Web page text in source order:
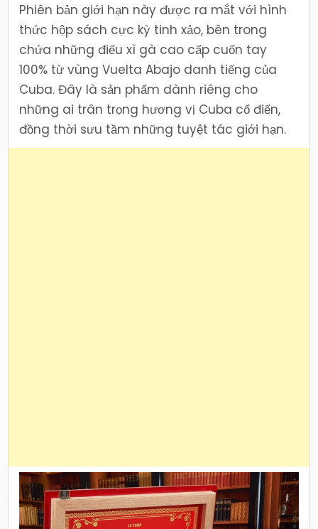
Phiên bản giới hạn này được ra mắt với hình
thức hộp sách cực kỳ tinh xảo, bên trong
chứa những điếu xì gà cao cấp cuốn tay
100% từ vùng Vuelta Abajo danh tiếng của
Cuba. Đây là sản phẩm dành riêng cho
những ai trân trọng hương vị Cuba cổ điển,
đồng thời sưu tầm những tuyệt tác giới hạn.